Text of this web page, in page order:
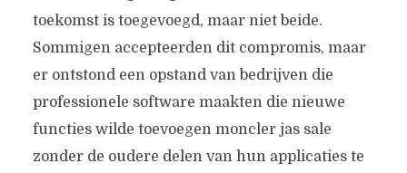
toekomst is toegevoegd, maar niet beide.
Sommigen accepteerden dit compromis, maar
er ontstond een opstand van bedrijven die
professionele software maakten die nieuwe
functies wilde toevoegen moncler jas sale
zonder de oudere delen van hun applicaties te